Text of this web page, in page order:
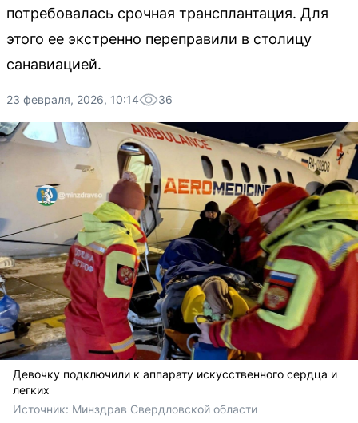
потребовалась срочная трансплантация. Для
этого ее экстренно переправили в столицу
санавиацией.
23 февраля, 2026, 10:14 36
Девочку подключили к аппарату искусственного сердца и
легких
Источник: Минздрав Свердловской области